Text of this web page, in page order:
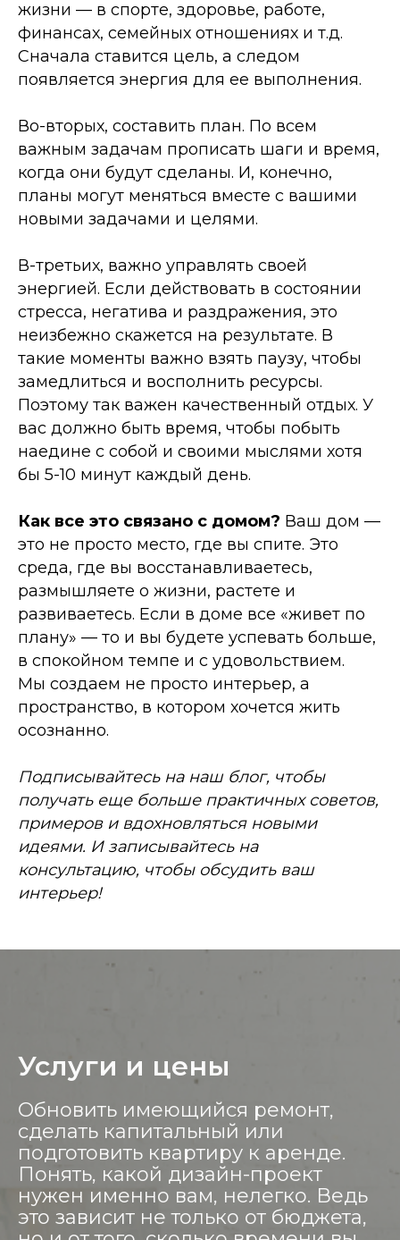
жизни — в спорте, здоровье, работе,
финансах, семейных отношениях и т.д.
Сначала ставится цель, а следом
появляется энергия для ее выполнения.
Во-вторых, составить план. По всем
важным задачам прописать шаги и время,
когда они будут сделаны. И, конечно,
планы могут меняться вместе с вашими
новыми задачами и целями.
В-третьих, важно управлять своей
энергией. Если действовать в состоянии
стресса, негатива и раздражения, это
неизбежно скажется на результате. В
такие моменты важно взять паузу, чтобы
замедлиться и восполнить ресурсы.
Поэтому так важен качественный отдых. У
вас должно быть время, чтобы побыть
наедине с собой и своими мыслями хотя
бы 5-10 минут каждый день.
Как все это связано с домом? Ваш дом —
это не просто место, где вы спите. Это
среда, где вы восстанавливаетесь,
размышляете о жизни, растете и
развиваетесь. Если в доме все «живет по
плану» — то и вы будете успевать больше,
в спокойном темпе и с удовольствием.
Мы создаем не просто интерьер, а
пространство, в котором хочется жить
осознанно.
Подписывайтесь на наш блог, чтобы
получать еще больше практичных советов,
примеров и вдохновляться новыми
идеями. И записывайтесь на
консультацию, чтобы обсудить ваш
интерьер!
Услуги и цены
Обновить имеющийся ремонт,
сделать капитальный или
подготовить квартиру к аренде.
Понять, какой дизайн-проект
нужен именно вам, нелегко. Ведь
это зависит не только от бюджета,